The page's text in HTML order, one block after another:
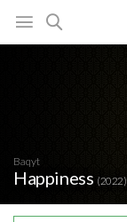
Baqyt
Happiness (2022)